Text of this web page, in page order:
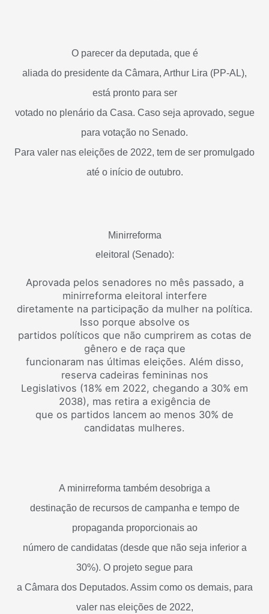
O parecer da deputada, que é
aliada do presidente da Câmara, Arthur Lira (PP-AL),
está pronto para ser
votado no plenário da Casa. Caso seja aprovado, segue
para votação no Senado.
Para valer nas eleições de 2022, tem de ser promulgado
até o início de outubro.
Minirreforma
eleitoral (Senado):
Aprovada pelos senadores no mês passado, a
minirreforma eleitoral interfere
diretamente na participação da mulher na política.
Isso porque absolve os
partidos políticos que não cumprirem as cotas de
gênero e de raça que
funcionaram nas últimas eleições. Além disso,
reserva cadeiras femininas nos
Legislativos (18% em 2022, chegando a 30% em
2038), mas retira a exigência de
que os partidos lancem ao menos 30% de
candidatas mulheres.
A minirreforma também desobriga a
destinação de recursos de campanha e tempo de
propaganda proporcionais ao
número de candidatas (desde que não seja inferior a
30%). O projeto segue para
a Câmara dos Deputados. Assim como os demais, para
valer nas eleições de 2022,